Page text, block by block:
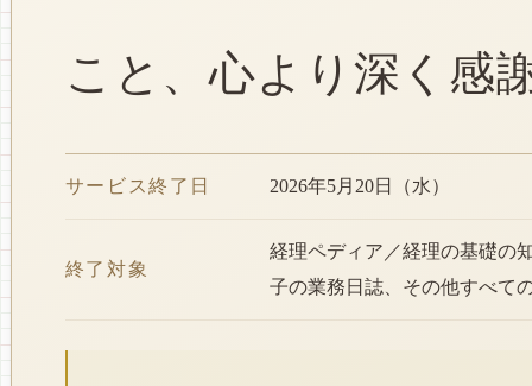
こと、心より深く感
サービス終了日 2026年5月20日（水）
終了対象
経理ペディア／経理の基礎の
子の業務日誌、その他すべて